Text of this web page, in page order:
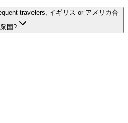
travelers, イギリス or アメリカ合
衆国?